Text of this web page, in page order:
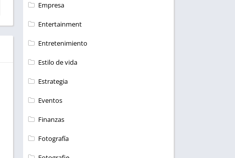
Empresa
Entertainment
Entretenimiento
Estilo de vida
Estrategia
Eventos
Finanzas
Fotografía